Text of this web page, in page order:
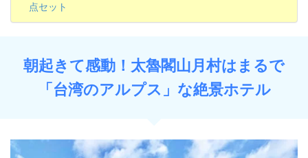
点セット
朝起きて感動！太魯閣山月村はまるで
「台湾のアルプス」な絶景ホテル